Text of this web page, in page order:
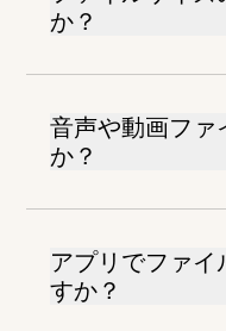
か？
音声や動画ファ
か？
アプリでファイ
すか？